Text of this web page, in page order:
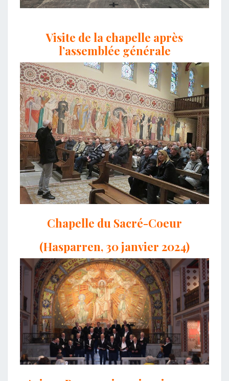
Visite de la chapelle après
l’assemblée générale
Chapelle du Sacré-Coeur
(Hasparren, 30 janvier 2024)